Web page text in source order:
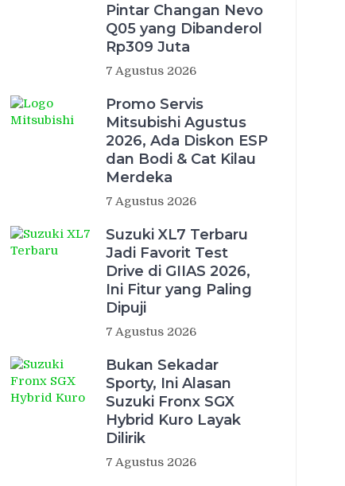
Pintar Changan Nevo
Q05 yang Dibanderol
Rp309 Juta
7 Agustus 2026
Promo Servis
Mitsubishi Agustus
2026, Ada Diskon ESP
dan Bodi & Cat Kilau
Merdeka
7 Agustus 2026
Suzuki XL7 Terbaru
Jadi Favorit Test
Drive di GIIAS 2026,
Ini Fitur yang Paling
Dipuji
7 Agustus 2026
Bukan Sekadar
Sporty, Ini Alasan
Suzuki Fronx SGX
Hybrid Kuro Layak
Dilirik
7 Agustus 2026